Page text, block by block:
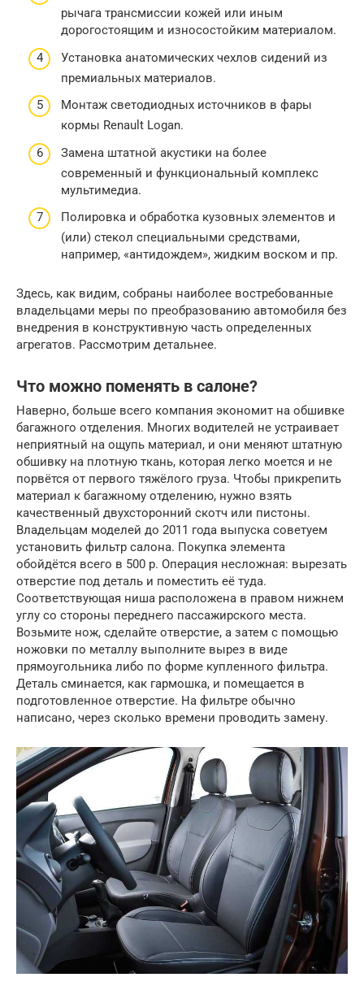
рычага трансмиссии кожей или иным
дорогостоящим и износостойким материалом.
Установка анатомических чехлов сидений из
премиальных материалов.
Монтаж светодиодных источников в фары
кормы Renault Logan.
Замена штатной акустики на более
современный и функциональный комплекс
мультимедиа.
Полировка и обработка кузовных элементов и
(или) стекол специальными средствами,
например, «антидождем», жидким воском и пр.
Здесь, как видим, собраны наиболее востребованные
владельцами меры по преобразованию автомобиля без
внедрения в конструктивную часть определенных
агрегатов. Рассмотрим детальнее.
Что можно поменять в салоне?
Наверно, больше всего компания экономит на обшивке
багажного отделения. Многих водителей не устраивает
неприятный на ощупь материал, и они меняют штатную
обшивку на плотную ткань, которая легко моется и не
порвётся от первого тяжёлого груза. Чтобы прикрепить
материал к багажному отделению, нужно взять
качественный двухсторонний скотч или пистоны.
Владельцам моделей до 2011 года выпуска советуем
установить фильтр салона. Покупка элемента
обойдётся всего в 500 р. Операция несложная: вырезать
отверстие под деталь и поместить её туда.
Соответствующая ниша расположена в правом нижнем
углу со стороны переднего пассажирского места.
Возьмите нож, сделайте отверстие, а затем с помощью
ножовки по металлу выполните вырез в виде
прямоугольника либо по форме купленного фильтра.
Деталь сминается, как гармошка, и помещается в
подготовленное отверстие. На фильтре обычно
написано, через сколько времени проводить замену.